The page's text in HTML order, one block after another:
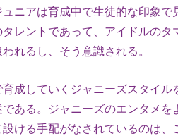
ニアは育成中で生徒的な印象
レントであって、アイドルの
れるし、そう意識される。
成していくジャニーズスタイル
ある。ジャニーズのエンタメ
ける手配がなされているのは